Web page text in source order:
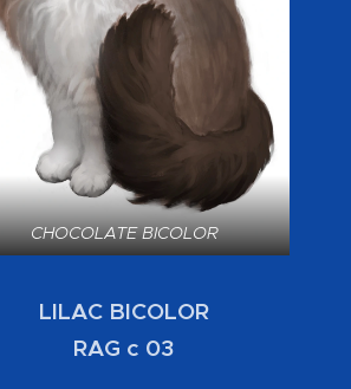
CHOCOLATE BICOLOR
LILAC BICOLOR
RAG c 03